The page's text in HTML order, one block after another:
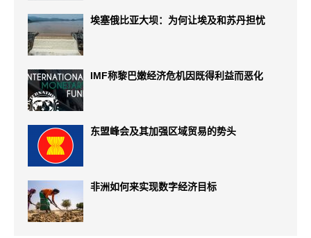
埃塞俄比亚大坝：为何让埃及和苏丹担忧
IMF称黎巴嫩经济危机因既得利益而恶化
东盟峰会及其加强区域贸易的势头
非洲如何来实现数字经济目标